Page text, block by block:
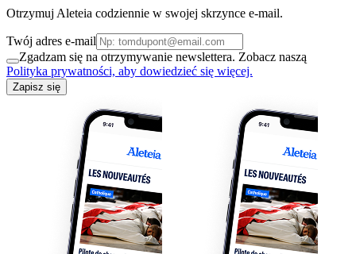
Otrzymuj Aleteia codziennie w swojej skrzynce e-mail.
Twój adres e-mail
Zgadzam się na otrzymywanie newslettera. Zobacz naszą
Polityka prywatności, aby dowiedzieć się więcej.
Zapisz się